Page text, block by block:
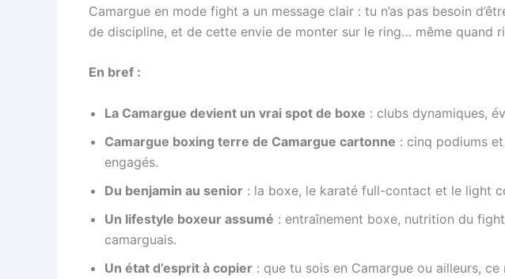
Camargue en mode fight a un message clair : tu n’as pas besoin
de discipline, et de cette envie de monter sur le ring… même quand
En bref :
La Camargue devient un vrai spot de boxe : clubs dynamiques,
Camargue boxing terre de Camargue cartonne : cinq podiums
engagés.
Du benjamin au senior : la boxe, le karaté full-contact et le light
Un lifestyle boxeur assumé : entraînement boxe, nutrition du
camarguais.
Un état d’esprit à copier : que tu sois en Camargue ou ailleurs,